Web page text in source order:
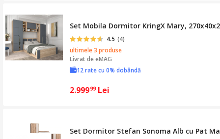
Set Mobila Dormitor KringX Mary,
4.5 (4)
ultimele 3 produse
Livrat deeMAG
12 rate cu 0% dobândă
2.99999 Lei
Set Dormitor Stefan Sonoma Alb cu Pat